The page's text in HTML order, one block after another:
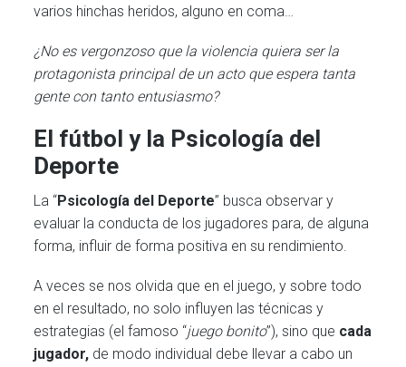
varios hinchas heridos, alguno en coma…
¿No es vergonzoso que la violencia quiera ser la
protagonista principal de un acto que espera tanta
gente con tanto entusiasmo?
El fútbol y la Psicología del
Deporte
La “Psicología del Deporte” busca observar y
evaluar la conducta de los jugadores para, de alguna
forma, influir de forma positiva en su rendimiento.
A veces se nos olvida que en el juego, y sobre todo
en el resultado, no solo influyen las técnicas y
estrategias (el famoso “juego bonito”), sino que cada
jugador, de modo individual debe llevar a cabo un